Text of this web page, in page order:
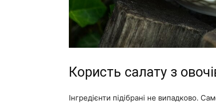
Користь салату з
Інгредієнти підібрані не випадково.